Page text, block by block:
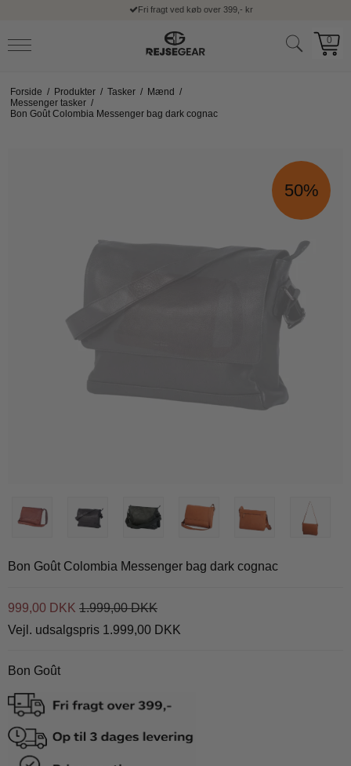
Fri fragt ved køb over 399,- kr
0
Forside / Produkter / Tasker / Mænd /
Messenger tasker /
Bon Goût Colombia Messenger bag dark cognac
50%
Bon Goût Colombia Messenger bag dark cognac
999,00 DKK 1.999,00 DKK
Vejl. udsalgspris 1.999,00 DKK
Bon Goût